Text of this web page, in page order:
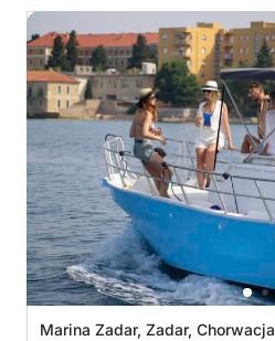
Marina Zadar, Zadar, Chorwacja